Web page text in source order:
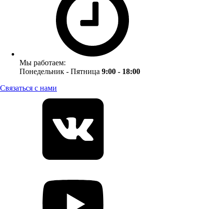
Мы работаем:
Понедельник - Пятница 9:00 - 18:00
Связаться с нами